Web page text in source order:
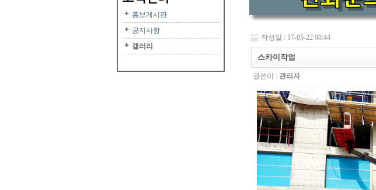
홍보게시판
공지사항
갤러리
작성일 : 17-05-22 08:44
스카이작업
글쓴이 : 관리자